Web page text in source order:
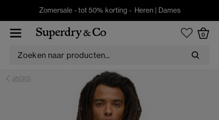
Zomersale - tot 50% korting - Heren | Dames
0
JACKS